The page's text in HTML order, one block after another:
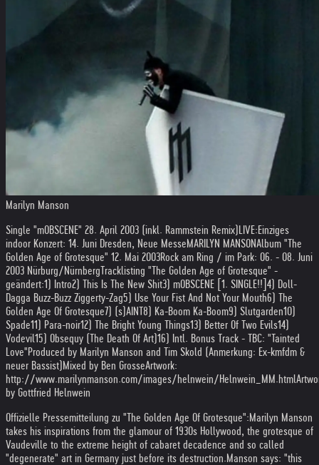
Marilyn Manson
Single "mOBSCENE" 28. April 2003 (inkl. Rammstein Remix) LIVE:Einziges
indoor Konzert: 14. Juni Dresden, Neue MesseMARILYN MANSONAlbum "The
Golden Age of Grotesque" 12. Mai 2003Rock am Ring / im Park: 06. - 08. Juni
2003 Nürburg/Nürnberg Tracklisting "The Golden Age of Grotesque" -
geändert:1) Intro2) This Is The New Shit3) mOBSCENE [1. SINGLE!!] 4) Doll-
Dagga Buzz-Buzz Ziggerty-Zag5) Use Your Fist And Not Your Mouth6) The
Golden Age Of Grotesque7) (s)AINT 8) Ka-Boom Ka-Boom9) Slutgarden10)
Spade11) Para-noir12) The Bright Young Things13) Better Of Two Evils14)
Vodevil15) Obsequy (The Death Of Art) 16) Intl. Bonus Track - TBC: "Tainted
Love"Produced by Marilyn Manson and Tim Skold (Anmerkung: Ex-kmfdm &
neuer Bassist) Mixed by Ben GrosseArtwork:
http://www.marilynmanson.com/images/helnwein/Helnwein_MM.html
by Gottfried Helnwein
Offizielle Pressemitteilung zu "The Golden Age Of Grotesque":Marilyn Manson
takes his inspirations from the glamour of 1930s Hollywood, the grotesque of
Vaudeville to the extreme height of cabaret decadence and so called
"degenerate" art in Germany just before its destruction.Manson says: "this